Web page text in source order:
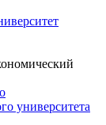
университета